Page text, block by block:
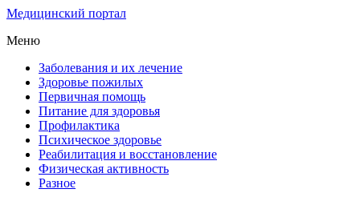
Медицинский портал
Меню
Заболевания и их лечение
Здоровье пожилых
Первичная помощь
Питание для здоровья
Профилактика
Психическое здоровье
Реабилитация и восстановление
Физическая активность
Разное